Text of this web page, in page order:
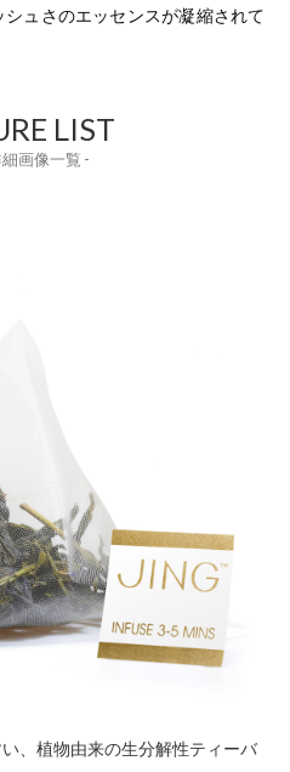
ュさのエッセンスが凝縮されて
LIST
画像一覧 -
、植物由来の生分解性ティーバ